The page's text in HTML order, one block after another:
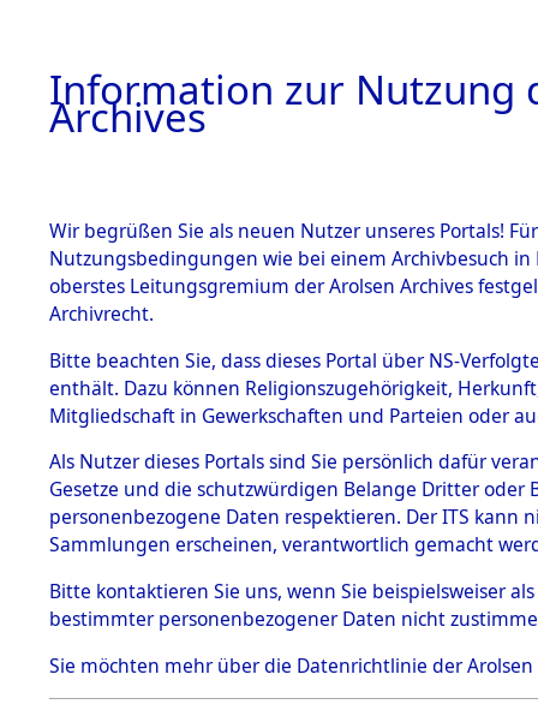
BESTÄNDE
1.
mente
5. Verschiedenes
5.3
Todesmärsche
5.3.1 Alliierte
Erhebungen
zu
Todesmärsch
en
5.3.2
Listen
0064
Information zur Nutzung
Archives
Wir begrüßen Sie als neuen Nutzer unseres Portals!
Nutzungsbedingungen wie bei einem Archivbesuch
oberstes Leitungsgremium der Arolsen Archives
Archivrecht.
Bitte beachten Sie, dass dieses Portal über NS-
enthält. Dazu können Religionszugehörigkeit,
Mitgliedschaft in Gewerkschaften und Parteien oder
Als Nutzer dieses Portals sind Sie persönlich dafür
Gesetze und die schutzwürdigen Belange Dritter
personenbezogene Daten respektieren. Der ITS
Sammlungen erscheinen, verantwortlich gemacht
Bitte kontaktieren Sie uns, wenn Sie beispielsweiser
bestimmter personenbezogener Daten nicht
Sie möchten mehr über die Datenrichtlinie der Arolsen